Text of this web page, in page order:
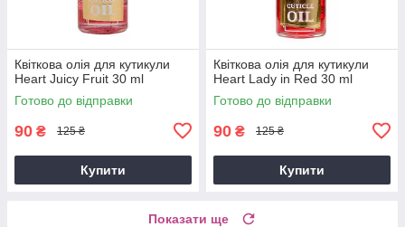
Квіткова олія для кутикули
Heart Juicy Fruit 30 ml
Готово до відправки
90 ₴ 125 ₴
Купити
Квіткова олія для кутикули
Heart Lady in Red 30 ml
Готово до відправки
90 ₴ 125 ₴
Купити
Показати ще